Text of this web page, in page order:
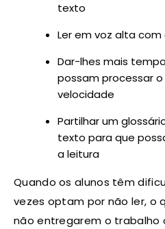
texto
Ler em voz alta com
Dar-lhes mais
possam processar
velocidade
Partilhar um
texto para que
a leitura
Quando os alunos têm
vezes optam por não ler, o
não entregarem o trabalho